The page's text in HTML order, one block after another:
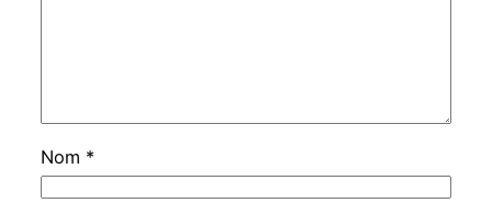
Nom *